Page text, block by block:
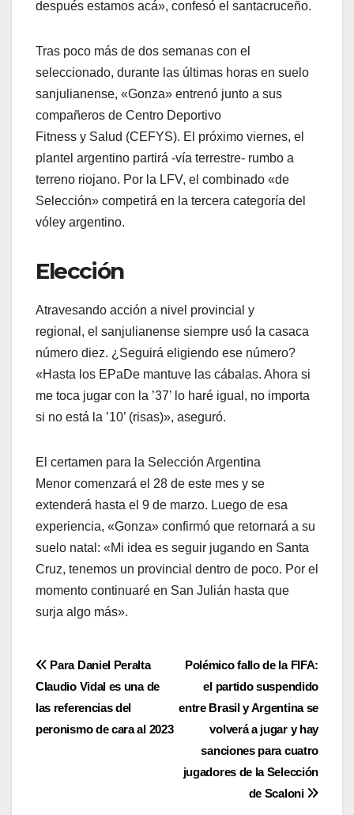
después estamos acá», confesó el santacruceño.
Tras poco más de dos semanas con el
seleccionado, durante las últimas horas en suelo
sanjulianense, «Gonza» entrenó junto a sus
compañeros de Centro Deportivo
Fitness y Salud (CEFYS). El próximo viernes, el
plantel argentino partirá -vía terrestre- rumbo a
terreno riojano. Por la LFV, el combinado «de
Selección» competirá en la tercera categoría del
vóley argentino.
Elección
Atravesando acción a nivel provincial y
regional, el sanjulianense siempre usó la casaca
número diez. ¿Seguirá eligiendo ese número?
«Hasta los EPaDe mantuve las cábalas. Ahora si
me toca jugar con la ’37’ lo haré igual, no importa
si no está la ’10’ (risas)», aseguró.
El certamen para la Selección Argentina
Menor comenzará el 28 de este mes y se
extenderá hasta el 9 de marzo. Luego de esa
experiencia, «Gonza» confirmó que retornará a su
suelo natal: «Mi idea es seguir jugando en Santa
Cruz, tenemos un provincial dentro de poco. Por el
momento continuaré en San Julián hasta que
surja algo más».
Navegación
de
entradas
Polémico fallo de la FIFA:
el partido suspendido
entre Brasil y Argentina se
volverá a jugar y hay
sanciones para cuatro
jugadores de la Selección
de Scaloni
Para Daniel Peralta
Claudio Vidal es una de
las referencias del
peronismo de cara al 2023